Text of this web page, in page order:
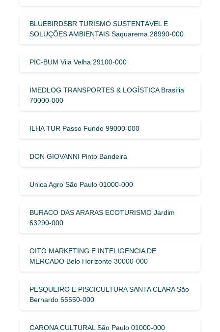
BLUEBIRDSBR TURISMO SUSTENTÁVEL E
SOLUÇÕES AMBIENTAIS Saquarema 28990-000
PIC-BUM Vila Velha 29100-000
IMEDLOG TRANSPORTES & LOGÍSTICA Brasília
70000-000
ILHA TUR Passo Fundo 99000-000
DON GIOVANNI Pinto Bandeira
Unica Agro São Paulo 01000-000
BURACO DAS ARARAS ECOTURISMO Jardim
63290-000
OITO MARKETING E INTELIGENCIA DE
MERCADO Belo Horizonte 30000-000
PESQUEIRO E PISCICULTURA SANTA CLARA São
Bernardo 65550-000
CARONA CULTURAL São Paulo 01000-000